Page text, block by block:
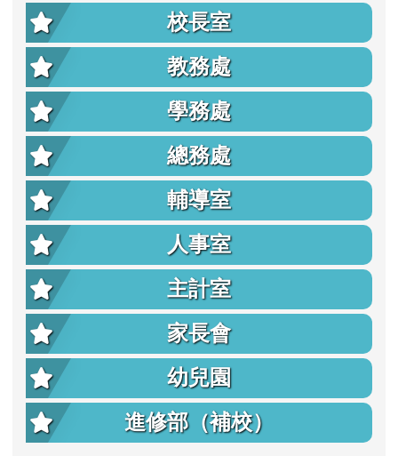
校長室
教務處
學務處
總務處
輔導室
人事室
主計室
家長會
幼兒園
進修部（補校）